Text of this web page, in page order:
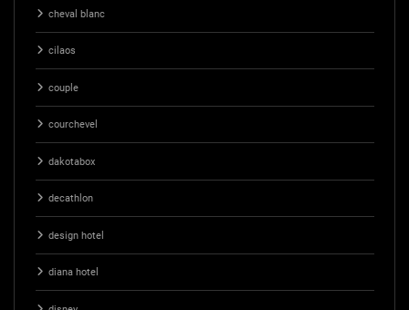
cheval blanc
cilaos
couple
courchevel
dakotabox
decathlon
design hotel
diana hotel